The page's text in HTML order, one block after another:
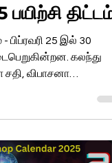
பயிற்சி திட்டம்
25 இல் 30
கலந்து
விபாசனா